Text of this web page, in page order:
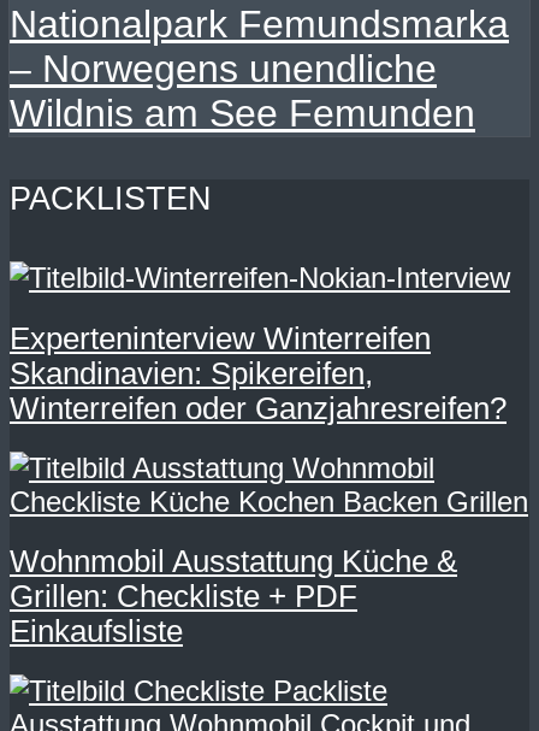
Nationalpark Femundsmarka
– Norwegens unendliche
Wildnis am See Femunden
PACKLISTEN
Experteninterview Winterreifen
Skandinavien: Spikereifen,
Winterreifen oder Ganzjahresreifen?
Wohnmobil Ausstattung Küche &
Grillen: Checkliste + PDF
Einkaufsliste